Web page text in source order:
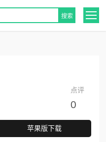
点评
0
苹果版下载